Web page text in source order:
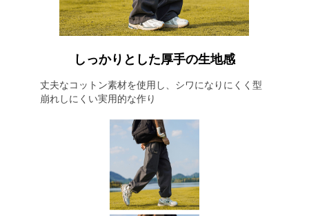
しっかりとした厚手の生地感
丈夫なコットン素材を使用し、シワになりにくく型
崩れしにくい実用的な作り